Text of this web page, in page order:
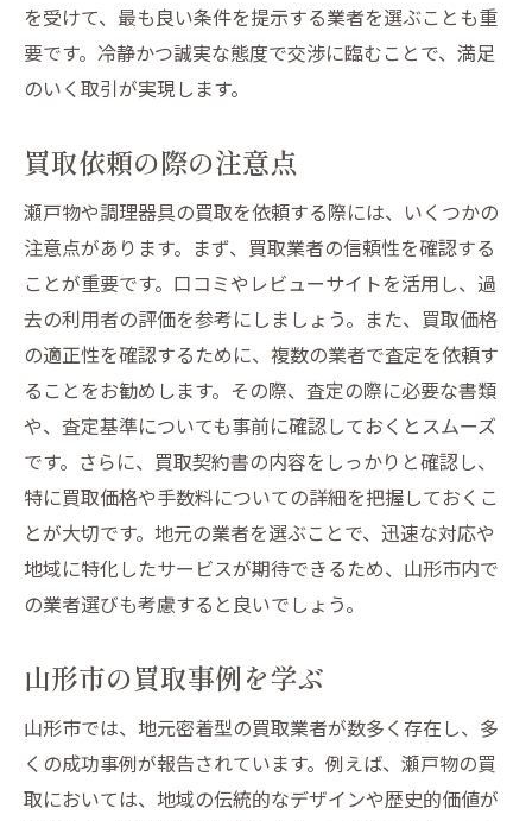
を受けて、最も良い条件を提示する業者を選ぶことも重
要です。冷静かつ誠実な態度で交渉に臨むことで、満足
のいく取引が実現します。
買取依頼の際の注意点
瀬戸物や調理器具の買取を依頼する際には、いくつかの
注意点があります。まず、買取業者の信頼性を確認する
ことが重要です。口コミやレビューサイトを活用し、過
去の利用者の評価を参考にしましょう。また、買取価格
の適正性を確認するために、複数の業者で査定を依頼す
ることをお勧めします。その際、査定の際に必要な書類
や、査定基準についても事前に確認しておくとスムーズ
です。さらに、買取契約書の内容をしっかりと確認し、
特に買取価格や手数料についての詳細を把握しておくこ
とが大切です。地元の業者を選ぶことで、迅速な対応や
地域に特化したサービスが期待できるため、山形市内で
の業者選びも考慮すると良いでしょう。
山形市の買取事例を学ぶ
山形市では、地元密着型の買取業者が数多く存在し、多
くの成功事例が報告されています。例えば、瀬戸物の買
取においては、地域の伝統的なデザインや歴史的価値が